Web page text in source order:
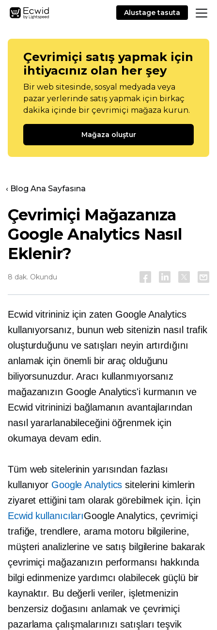
Alustage tasuta
Çevrimiçi satış yapmak için
ihtiyacınız olan her şey
Bir web sitesinde, sosyal medyada veya
pazar yerlerinde satış yapmak için birkaç
dakika içinde bir çevrimiçi mağaza kurun.
Mağaza oluştur
‹ Blog Ana Sayfasına
Çevrimiçi Mağazanıza
Google Analytics Nasıl
Eklenir?
8 dak. Okundu
Ecwid vitrininiz için zaten Google Analytics
kullanıyorsanız, bunun web sitenizin nasıl trafik
oluşturduğunu ve satışları neyin artırdığını
anlamak için önemli bir araç olduğunu
biliyorsunuzdur. Aracı kullanmıyorsanız
mağazanızın Google Analytics'i kurmanın ve
Ecwid vitrininizi bağlamanın avantajlarından
nasıl yararlanabileceğini öğrenmek için
okumaya devam edin.
Tüm web sitelerinin yarısından fazlası
kullanıyor Google Analytics sitelerini kimlerin
ziyaret ettiğini tam olarak görebilmek için. İçin
Ecwid kullanıcılarıGoogle Analytics, çevrimiçi
trafiğe, trendlere, arama motoru bilgilerine,
müşteri analizlerine ve satış bilgilerine bakarak
çevrimiçi mağazanızın performansı hakkında
bilgi edinmenize yardımcı olabilecek güçlü bir
kaynaktır. Bu değerli veriler, işletmenizin
benzersiz doğasını anlamak ve çevrimiçi
pazarlama çalışmalarınızı satışları teşvik